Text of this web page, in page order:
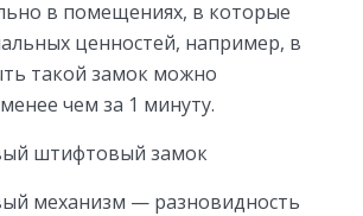
в помещениях, в которые
ценностей, например, в
такой замок можно
чем за 1 минуту.
штифтовый замок
механизм — разновидность